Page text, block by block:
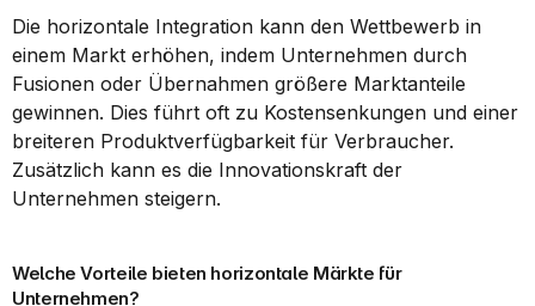
Die horizontale Integration kann den Wettbewerb in
einem Markt erhöhen, indem Unternehmen durch
Fusionen oder Übernahmen größere Marktanteile
gewinnen. Dies führt oft zu Kostensenkungen und einer
breiteren Produktverfügbarkeit für Verbraucher.
Zusätzlich kann es die Innovationskraft der
Unternehmen steigern.
Welche Vorteile bieten horizontale Märkte für
Unternehmen?